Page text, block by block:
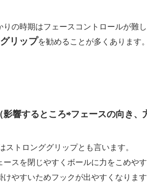
りの時期はフェースコントロールが難
グリップを勧めることが多くあります。
響するところ⇨フェースの向き、
ストロンググリップとも言います。
スを閉じやすくボールに力をこめやす
やすいためフックが出やすくなります